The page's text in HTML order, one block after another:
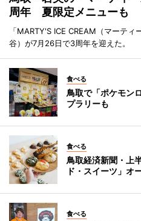
周年 夏限定メニューも
「MARTY'S ICE CREAM（マーテ
谷）が7月26日で3周年を迎えた。
食べる
鳥取で「ポケモン
プラリーも
食べる
鳥取経済新聞・上
ド・スイーツ」オ
食べる